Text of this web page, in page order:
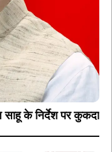
साहू के निर्देश पर कुकदा